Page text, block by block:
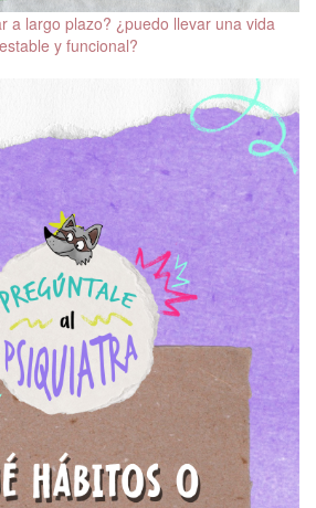
a largo plazo? ¿puedo llevar una vida
estable y funcional?